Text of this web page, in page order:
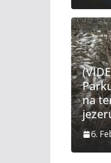
na
6.